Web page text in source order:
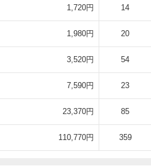
1,720円 14
1,980円 20
3,520円 54
7,590円 23
23,370円 85
110,770円 359